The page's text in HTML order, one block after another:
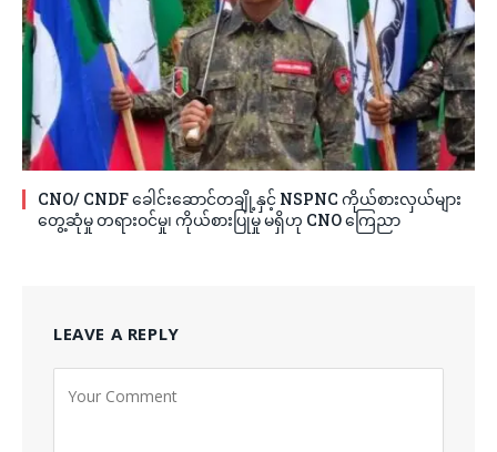
CNO/ CNDF ခေါင်းဆောင်တချို့နှင့် NSPNC ကိုယ်စားလှယ်များ
တွေ့ဆုံမှု တရားဝင်မှု၊ ကိုယ်စားပြုမှု မရှိဟု CNO ကြေညာ
LEAVE A REPLY